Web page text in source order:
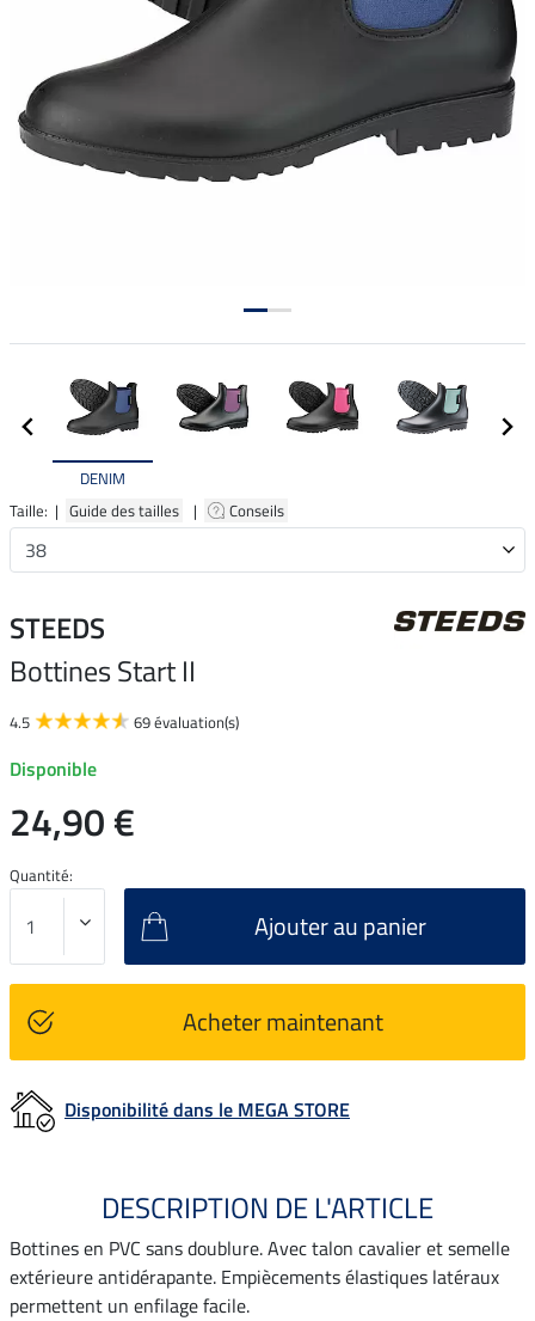
DENIM
Taille: | Guide des tailles | Conseils
STEEDS
Bottines Start II
4.5 69 évaluation(s)
Disponible
24,90 €
Quantité:
Ajouter au panier
Acheter maintenant
Disponibilité dans le MEGA STORE
DESCRIPTION DE L'ARTICLE
Bottines en PVC sans doublure. Avec talon cavalier et semelle
extérieure antidérapante. Empiècements élastiques latéraux
permettent un enfilage facile.